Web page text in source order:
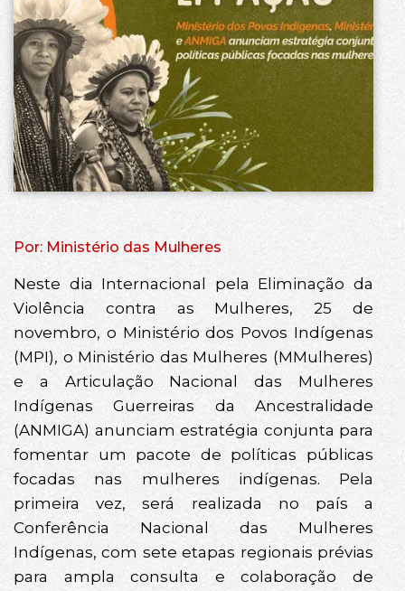
Por: Ministério das Mulheres
Neste dia Internacional pela Eliminação da
Violência contra as Mulheres, 25 de
novembro, o Ministério dos Povos Indígenas
(MPI), o Ministério das Mulheres (MMulheres)
e a Articulação Nacional das Mulheres
Indígenas Guerreiras da Ancestralidade
(ANMIGA) anunciam estratégia conjunta para
fomentar um pacote de políticas públicas
focadas nas mulheres indígenas. Pela
primeira vez, será realizada no país a
Conferência Nacional das Mulheres
Indígenas, com sete etapas regionais prévias
para ampla consulta e colaboração de